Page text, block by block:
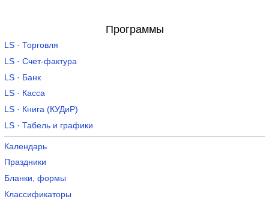
Программы
LS · Торговля
LS · Счет-фактура
LS · Банк
LS · Касса
LS · Книга (КУДиР)
LS · Табель и графики
Календарь
Праздники
Бланки, формы
Классификаторы